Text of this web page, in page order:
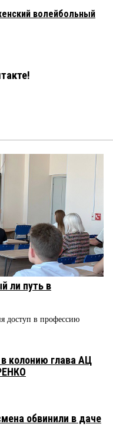
волейбольный
ли путь в
доступ в профессию
колонию глава АЦ
обвинили в даче